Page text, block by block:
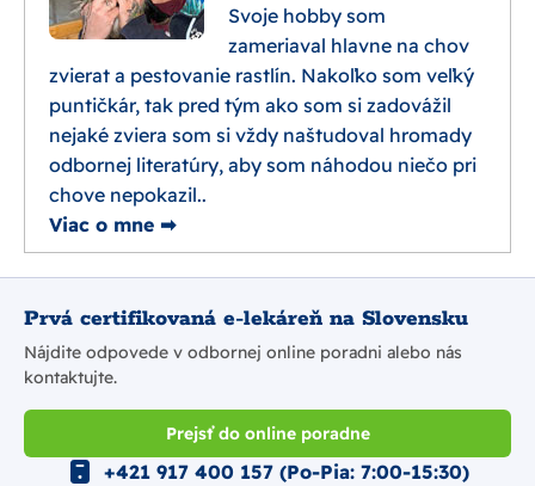
Svoje hobby som
zameriaval hlavne na chov
zvierat a pestovanie rastlín. Nakoľko som veľký
puntičkár, tak pred tým ako som si zadovážil
nejaké zviera som si vždy naštudoval hromady
odbornej literatúry, aby som náhodou niečo pri
chove nepokazil..
Viac o mne ➡
Prvá certifikovaná e-lekáreň na Slovensku
Nájdite odpovede v odbornej online poradni alebo nás
kontaktujte.
Prejsť do online poradne
+421 917 400 157 (Po-Pia: 7:00-15:30)